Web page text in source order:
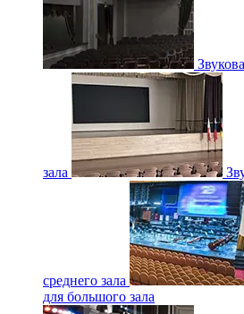
зала
среднего зала
для большого зала